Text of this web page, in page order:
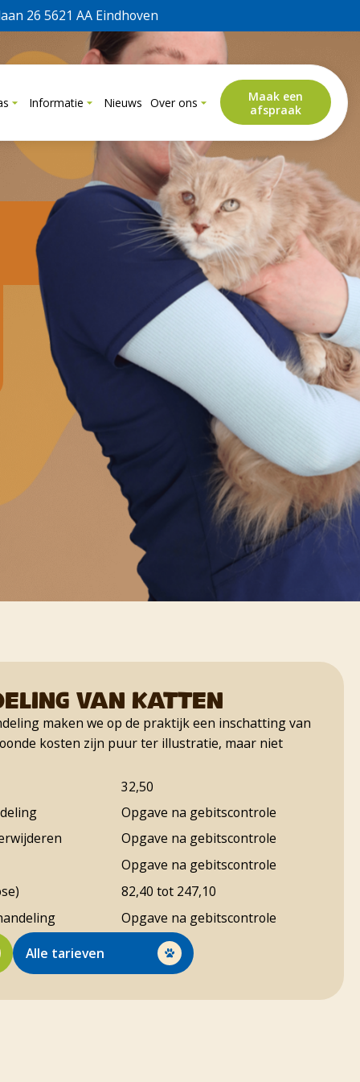
26 5621 AA Eindhoven
Informatie Nieuws Over ons
Maak een
afspraak
van katten
maken we op de praktijk een inschatting van
kosten zijn puur ter illustratie, maar niet
32,50
Opgave na gebitscontrole
Opgave na gebitscontrole
Opgave na gebitscontrole
82,40 tot 247,10
Opgave na gebitscontrole
Alle tarieven